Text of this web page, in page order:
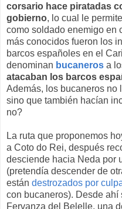
corsario hace piratadas
gobierno, lo cual le
como soldado enemigo en
más conocidos fueron los
barcos españoles en el
denominan bucaneros a
atacaban los barcos
Además, los bucaneros no
sino que también hacían
no?
La ruta que proponemos
a Coto do Rei, después
desciende hacia Neda por
(pretendía descender de
están destrozados por
con bucaneros). Desde ahí
Fervanza del Belelle, una